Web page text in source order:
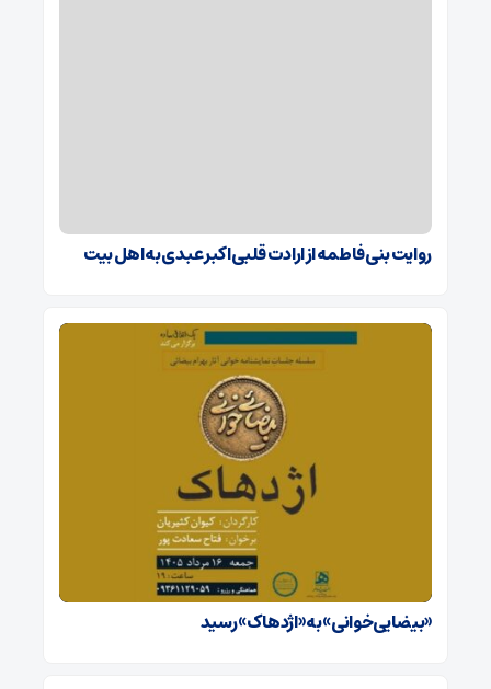
روایت بنی فاطمه از ارادت قلبی اکبر عبدی به اهل بیت
«بیضایی‌خوانی» به «اژدهاک» رسید